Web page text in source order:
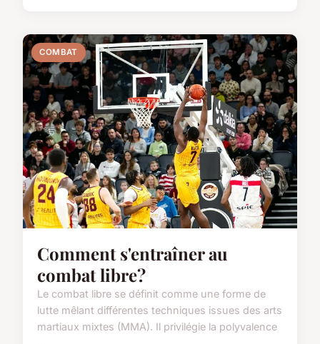
COMBAT
Comment s'entraîner au
combat libre?
Le combat libre se définit comme une forme de
lutte mêlant différentes techniques issues des arts
martiaux mixtes (MMA). Il privilégie la polyvalence